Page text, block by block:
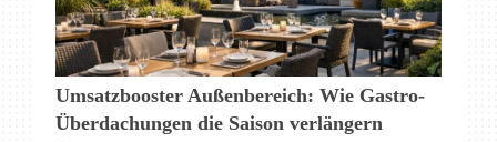
Umsatzbooster Außenbereich: Wie Gastro-
Überdachungen die Saison verlängern